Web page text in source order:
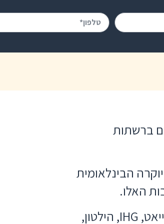
ברשתות
הבינלאומית
האלו.
בנוסף לכך יש לנו גישה לתעריפים מיוחדים של רשתות כגון הייאט, IHG, הילטון,